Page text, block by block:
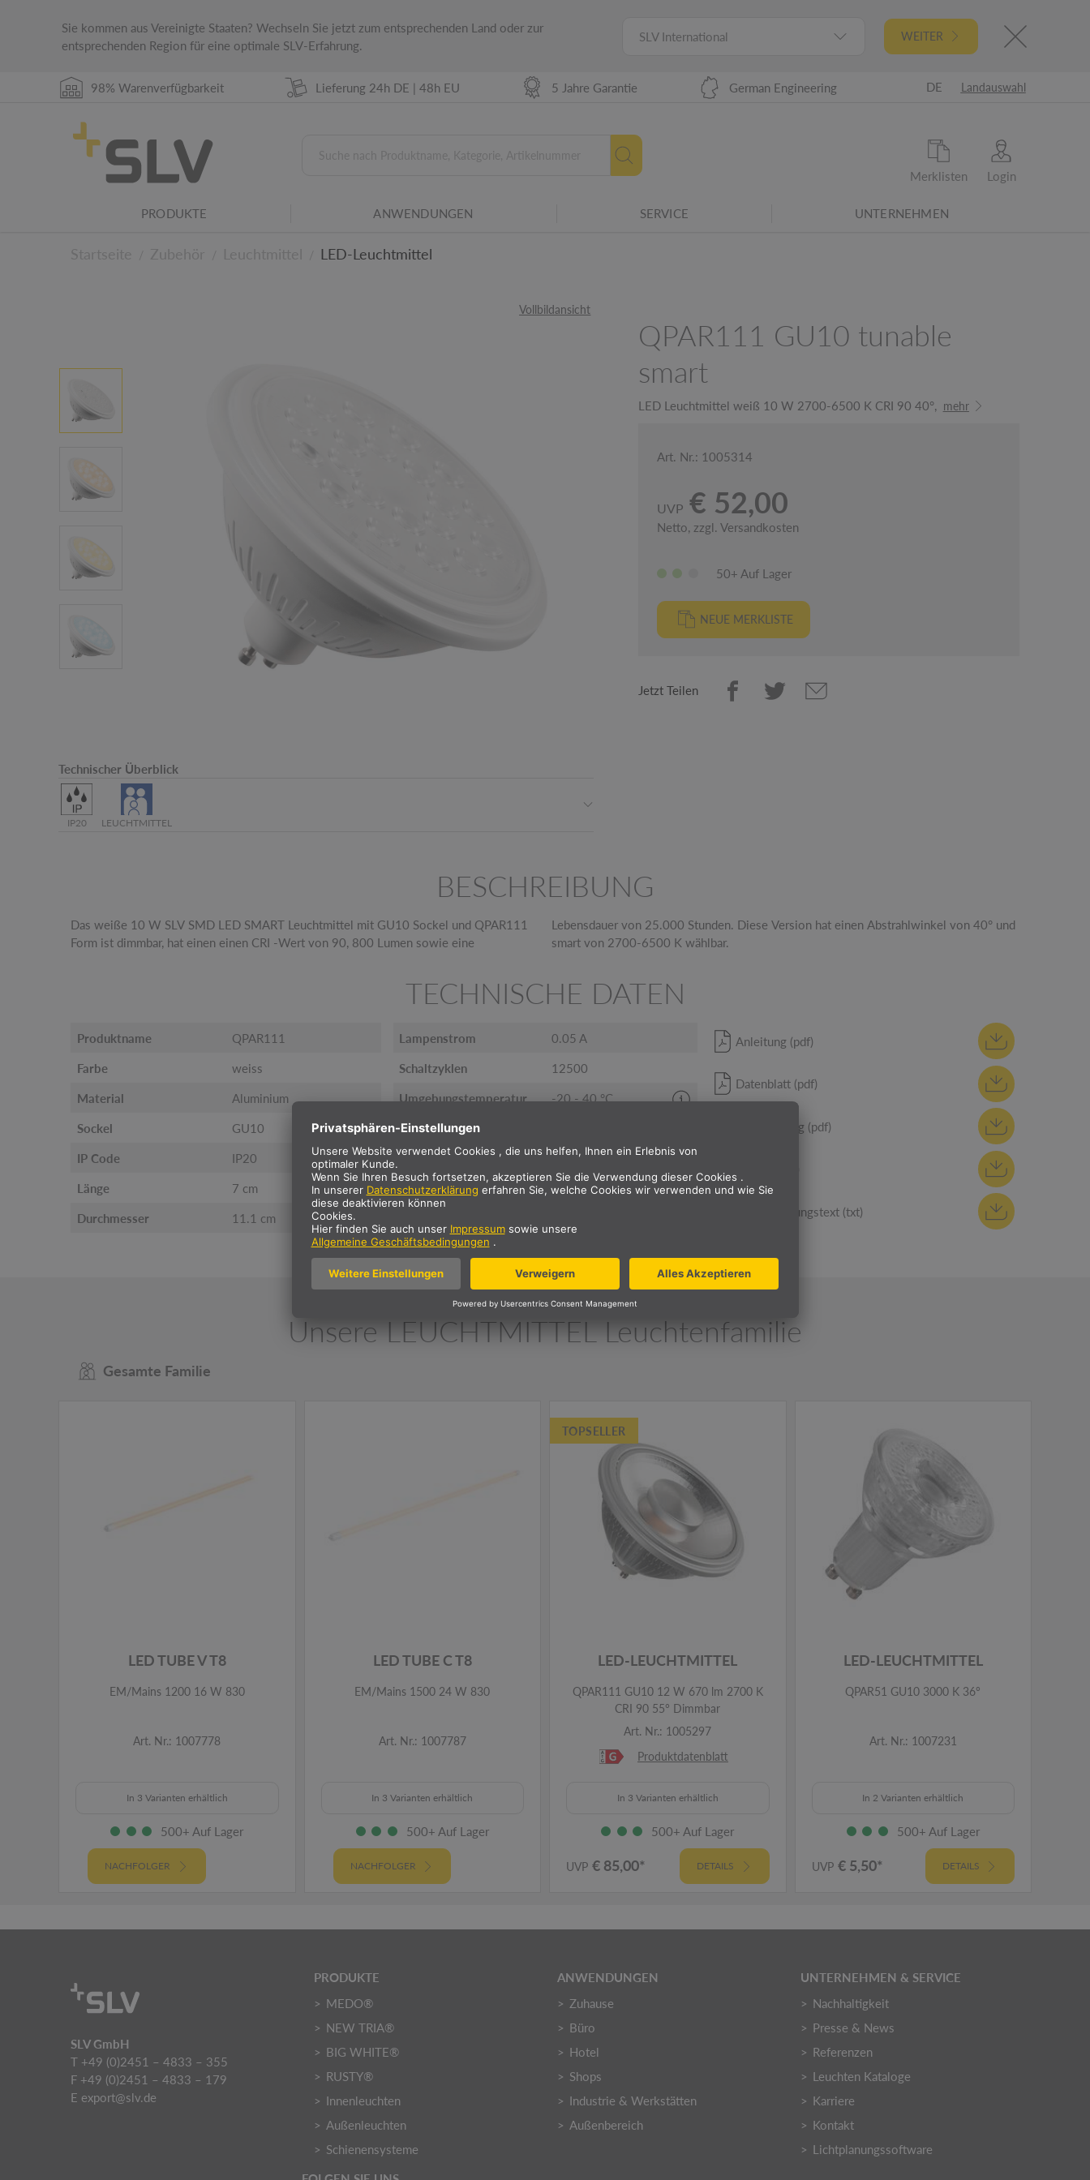
Sie kommen aus Vereinigte Staaten? Wechseln Sie jetzt zum entsprechenden Land oder zur
entsprechenden Region für eine optimale SLV-Erfahrung.
SLV International WEITER
98% Warenverfügbarkeit Lieferung 24h DE | 48h EU 5 Jahre Garantie German Engineering DE Landauswahl
Merklisten Login
PRODUKTE ANWENDUNGEN SERVICE UNTERNEHMEN
LED-Leuchtmittel
Vollbildansicht
Technischer Überblick
IP20 LEUCHTMITTEL
IP-Schutzart
Die IP-Schutzart gibt die Eignung elektrischer Betriebsmittel für verschiedene
Umgebungsbedingungen an.
Leuchtenfamilie
QPAR111 GU10 tunable
smart
LED Leuchtmittel weiß 10 W 2700-6500 K CRI 90 40°, mehr
Art. Nr.: 1005314
UVP € 52,00
Netto, zzgl. Versandkosten
50+ Auf Lager
NEUE MERKLISTE
Jetzt Teilen
BESCHREIBUNG
Das weiße 10 W SLV SMD LED SMART Leuchtmittel mit GU10 Sockel und QPAR111
Form ist dimmbar, hat einen einen CRI -Wert von 90, 800 Lumen sowie eine
Lebensdauer von 25.000 Stunden. Diese Version hat einen Abstrahlwinkel von 40° und
smart von 2700-6500 K wählbar.
TECHNISCHE DATEN
Produktname QPAR111
Farbe weiss
Material Aluminium
Sockel GU10
IP Code IP20
Länge 7 cm
Durchmesser 11.1 cm
Lampenstrom 0.05 A
Schaltzyklen 12500
Umgebungstemperatur -20 - 40 °C
Anlaufzeit
Leistungsfaktor
0.7 phi
Nettogewicht
LXXBXX Daten
Anleitung (pdf)
Datenblatt (pdf)
CE Erklärung (pdf)
Ausschreibungstext (txt)
Unsere LEUCHTMITTEL Leuchtenfamilie
Gesamte Familie
LED TUBE V T8
EM/Mains 1200 16 W 830
Art. Nr.: 1007778
In 3 Varianten erhältlich
500+ Auf Lager
NACHFOLGER
LED TUBE C T8
EM/Mains 1500 24 W 830
Art. Nr.: 1007787
In 3 Varianten erhältlich
500+ Auf Lager
NACHFOLGER
TOPSELLER
LED-LEUCHTMITTEL
QPAR111 GU10 12 W 670 lm 2700 K
CRI 90 55° Dimmbar
Art. Nr.: 1005297
Produktdatenblatt
In 3 Varianten erhältlich
500+ Auf Lager
UVP € 85,00* DETAILS
LED-LEUCHTMITTEL
QPAR51 GU10 3000 K 36°
Art. Nr.: 1007231
In 2 Varianten erhältlich
500+ Auf Lager
UVP € 5,50* DETAILS
SLV GmbH
T +49 (0)2451 – 4833 – 355
F +49 (0)2451 – 4833 – 179
E export@slv.de
PRODUKTE
MEDO®
NEW TRIA®
BIG WHITE®
RUSTY®
Innenleuchten
Außenleuchten
Schienensysteme
ANWENDUNGEN
Zuhause
Büro
Hotel
Shops
Industrie & Werkstätten
Außenbereich
UNTERNEHMEN & SERVICE
Nachhaltigkeit
Presse & News
Referenzen
Leuchten Kataloge
Karriere
Kontakt
Lichtplanungssoftware